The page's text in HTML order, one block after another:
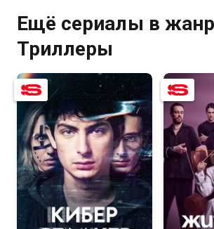
Ещё сериалы в
Триллеры